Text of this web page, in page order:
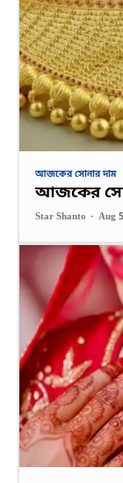
আজকের সোনার দাম
আজকের
Star Shanto - Aug